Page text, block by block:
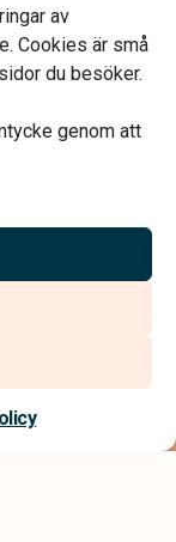
av
Cookies är små
du besöker.
genom att
oss
–
Förbund och
och arbetsmiljö.